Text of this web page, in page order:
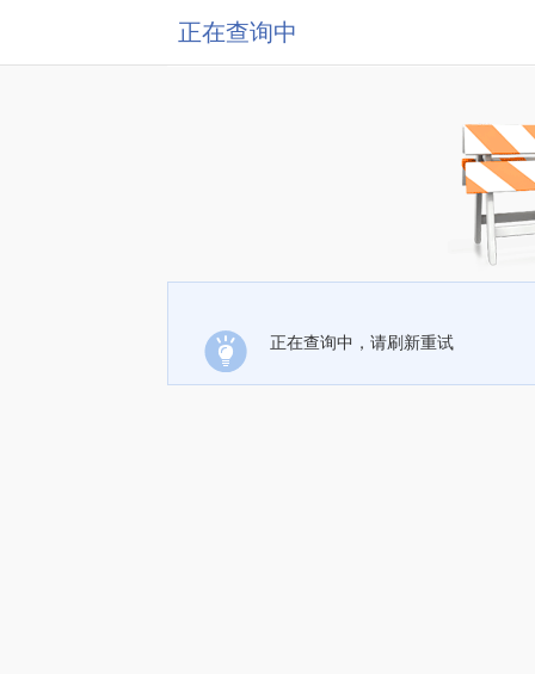
正在查询中
正在查询中，请刷新重试